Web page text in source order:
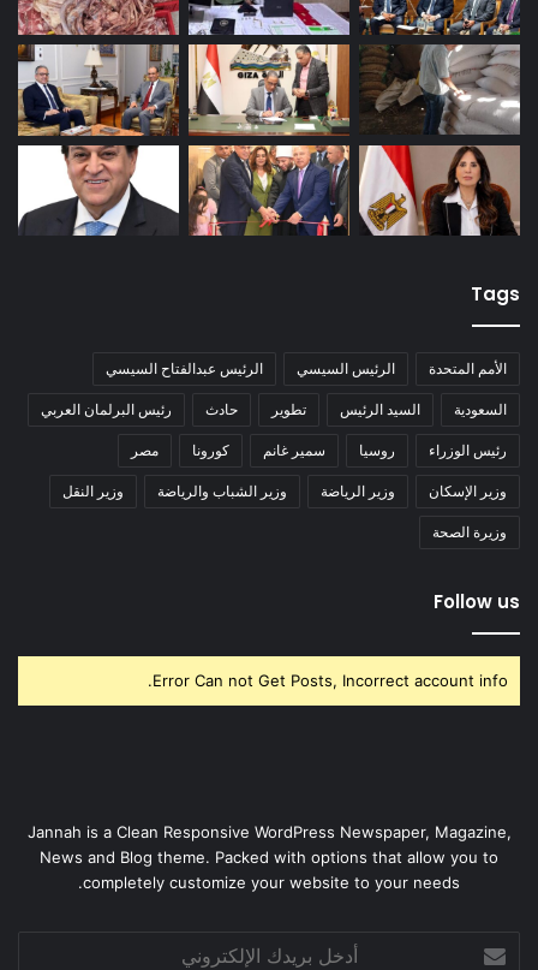
Tags
الأمم المتحدة الرئيس السيسي الرئيس عبدالفتاح السيسي
السعودية السيد الرئيس تطوير حادث رئيس البرلمان العربي
رئيس الوزراء روسيا سمير غانم كورونا مصر
وزير الإسكان وزير الرياضة وزير الشباب والرياضة وزير النقل
وزيرة الصحة
Follow us
Error Can not Get Posts, Incorrect account info.
Jannah is a Clean Responsive WordPress Newspaper, Magazine,
News and Blog theme. Packed with options that allow you to
completely customize your website to your needs.
أدخل